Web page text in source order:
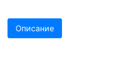
Описание